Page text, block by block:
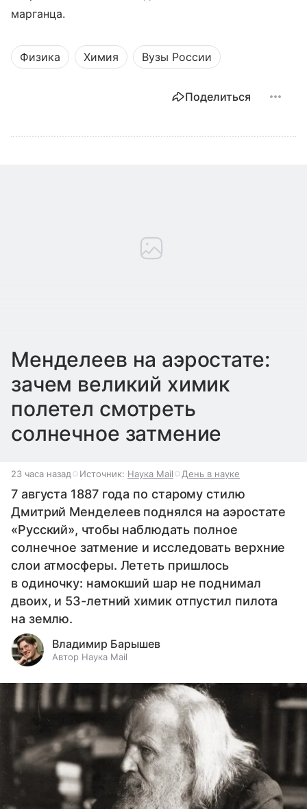
марганца.
Физика Химия Вузы России
Поделиться
Менделеев на аэростате:
зачем великий химик
полетел смотреть
солнечное затмение
23 часа назад Источник: Наука Mail День в науке
7 августа 1887 года по старому стилю
Дмитрий Менделеев поднялся на аэростате
«Русский», чтобы наблюдать полное
солнечное затмение и исследовать верхние
слои атмосферы. Лететь пришлось
в одиночку: намокший шар не поднимал
двоих, и 53-летний химик отпустил пилота
на землю.
Владимир Барышев
Автор Наука Mail